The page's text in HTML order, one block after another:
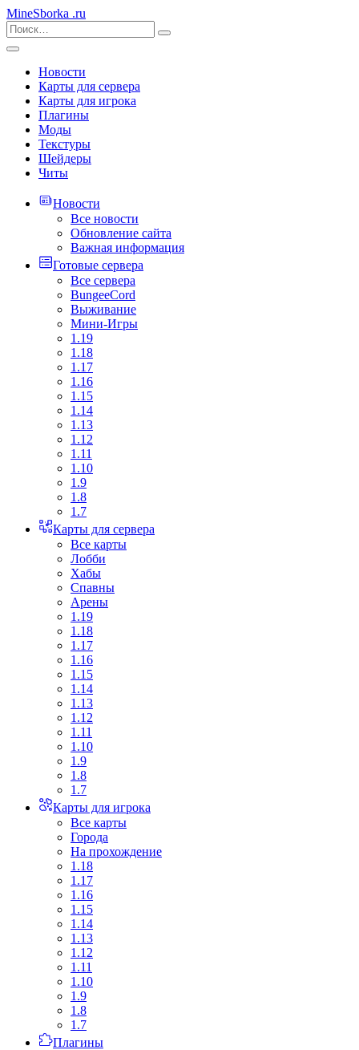
MineSborka .ru
Новости
Карты для сервера
Карты для игрока
Плагины
Моды
Текстуры
Шейдеры
Читы
Новости
Все новости
Обновление сайта
Важная информация
Готовые сервера
Все сервера
BungeeCord
Выживание
Мини-Игры
1.19
1.18
1.17
1.16
1.15
1.14
1.13
1.12
1.11
1.10
1.9
1.8
1.7
Карты для сервера
Все карты
Лобби
Хабы
Спавны
Арены
1.19
1.18
1.17
1.16
1.15
1.14
1.13
1.12
1.11
1.10
1.9
1.8
1.7
Карты для игрока
Все карты
Города
На прохождение
1.18
1.17
1.16
1.15
1.14
1.13
1.12
1.11
1.10
1.9
1.8
1.7
Плагины